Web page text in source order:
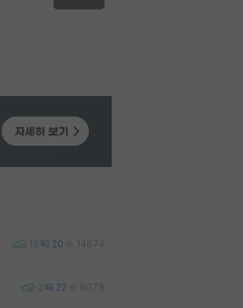
19 20 14674
2 22 6078